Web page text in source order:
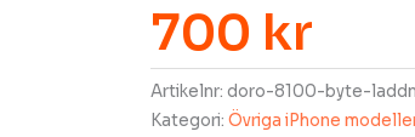
700 kr
Artikelnr: doro-8100-byte-
Kategori: Övriga iPhone